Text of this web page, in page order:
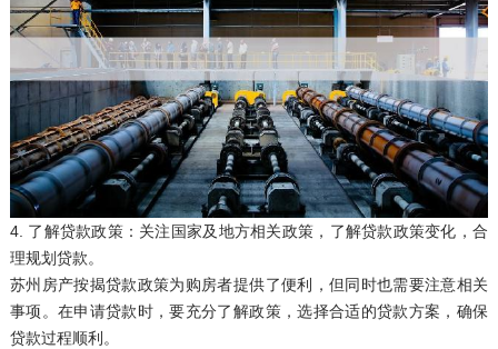
4. 了解贷款政策：关注国家及地方相关政策，了解贷款政策变化，合
理规划贷款。
苏州房产按揭贷款政策为购房者提供了便利，但同时也需要注意相关
事项。在申请贷款时，要充分了解政策，选择合适的贷款方案，确保
贷款过程顺利。